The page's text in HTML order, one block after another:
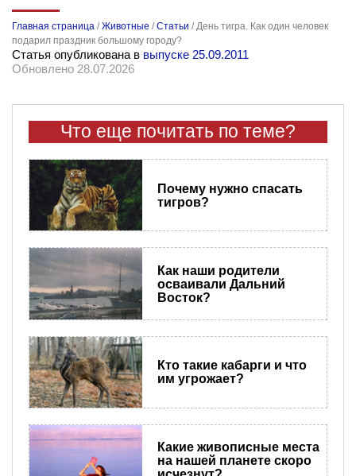
Главная страница /Животные /Статьи /День тигра. Как один человек
подарил праздник большому городу?
Статья опубликована в выпуске 25.09.2011
Обновлено 28.07.2026
Что еще почитать по теме?
Почему нужно спасать
тигров?
Как наши родители
осваивали Дальний
Восток?
Кто такие кабарги и что
им угрожает?
Какие живописные места
на нашей планете скоро